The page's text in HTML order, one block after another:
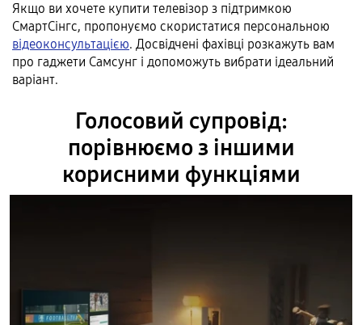
Якщо ви хочете купити телевізор з підтримкою
СмартСінгс, пропонуємо скористатися персональною
відеоконсультацією. Досвідчені фахівці розкажуть вам
про гаджети Самсунг і допоможуть вибрати ідеальний
варіант.
Голосовий супровід:
порівнюємо з іншими
корисними функціями